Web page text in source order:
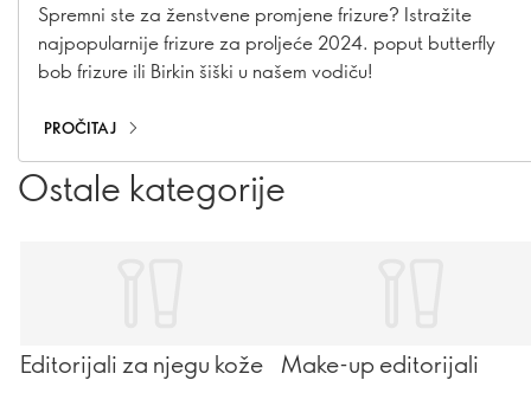
Spremni ste za ženstvene promjene frizure? Istražite
najpopularnije frizure za proljeće 2024. poput butterfly
bob frizure ili Birkin šiški u našem vodiču!
PROČITAJ
Ostale kategorije
Editorijali za njegu kože Make-up editorijali